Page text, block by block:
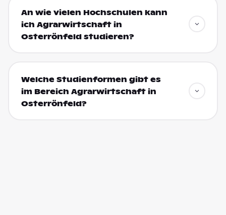
An wie vielen Hochschulen kann
ich Agrarwirtschaft in
Osterrönfeld studieren?
Welche Studienformen gibt es
im Bereich Agrarwirtschaft in
Osterrönfeld?